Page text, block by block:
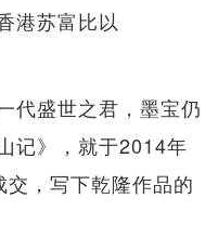
港苏富比以
代盛世之君，墨宝仍
记》，就于2014年
，写下乾隆作品的